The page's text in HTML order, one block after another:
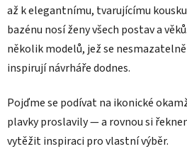
až k elegantnímu, tvarujícímu
bazénu nosí ženy všech postav a
několik modelů, jež se
inspirují návrháře dodnes.
Pojďme se podívat na ikonické
plavky proslavily — a rovnou si
vytěžit inspiraci pro vlastní výběr.